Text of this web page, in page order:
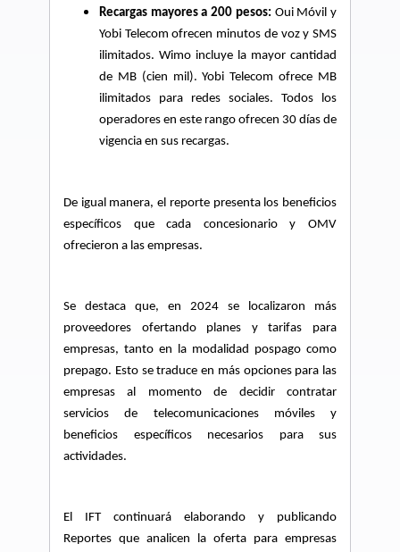
Recargas mayores a 200 pesos: Oui Móvil y
Yobi Telecom ofrecen minutos de voz y SMS
ilimitados. Wimo incluye la mayor cantidad
de MB (cien mil). Yobi Telecom ofrece MB
ilimitados para redes sociales. Todos los
operadores en este rango ofrecen 30 días de
vigencia en sus recargas.
De igual manera, el reporte presenta los beneficios
específicos que cada concesionario y OMV
ofrecieron a las empresas.
Se destaca que, en 2024 se localizaron más
proveedores ofertando planes y tarifas para
empresas, tanto en la modalidad pospago como
prepago. Esto se traduce en más opciones para las
empresas al momento de decidir contratar
servicios de telecomunicaciones móviles y
beneficios específicos necesarios para sus
actividades.
El IFT continuará elaborando y publicando
Reportes que analicen la oferta para empresas